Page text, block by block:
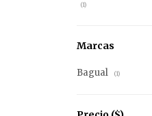
(1)
Marcas
Bagual (1)